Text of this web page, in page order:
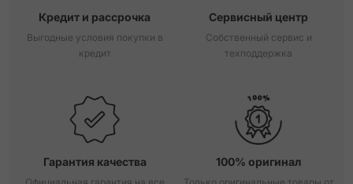
Кредит и рассрочка
Выгодные условия покупки в
кредит
Сервисный центр
Собственный сервис и
техподдержка
Гарантия качества 100% оригинал